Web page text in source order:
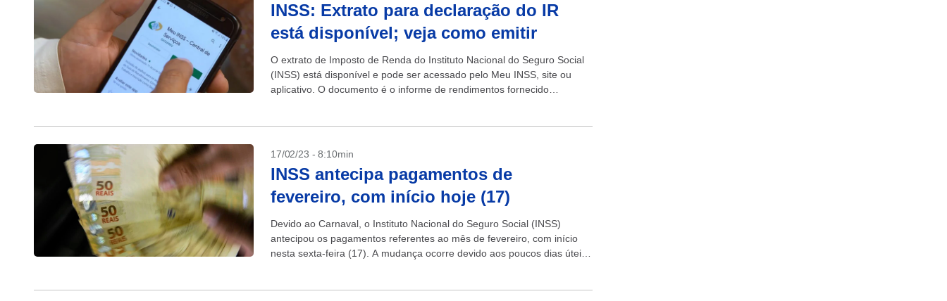
INSS: Extrato para declaração do IR
está disponível; veja como emitir
O extrato de Imposto de Renda do Instituto Nacional do Seguro Social
(INSS) está disponível e pode ser acessado pelo Meu INSS, site ou
aplicativo. O documento é o informe de rendimentos fornecido
17/02/23 - 8:10min
INSS antecipa pagamentos de
fevereiro, com início hoje (17)
Devido ao Carnaval, o Instituto Nacional do Seguro Social (INSS)
antecipou os pagamentos referentes ao mês de fevereiro, com início
nesta sexta-feira (17). A mudança ocorre devido aos poucos dias úteis